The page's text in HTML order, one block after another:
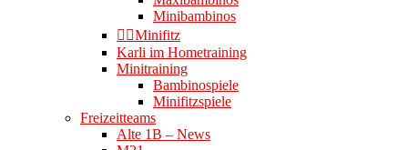
Minibambinos
👉🏻Minifitz
Karli im Hometraining
Minitraining
Bambinospiele
Minifitzspiele
Freizeitteams
Alte 1B – News